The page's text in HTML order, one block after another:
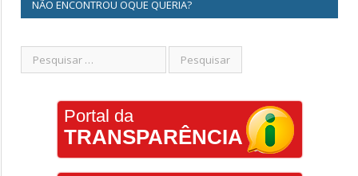
NÃO ENCONTROU OQUE QUERIA?
Portal da
TRANSPARÊNCIA